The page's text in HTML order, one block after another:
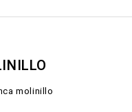
molinillo